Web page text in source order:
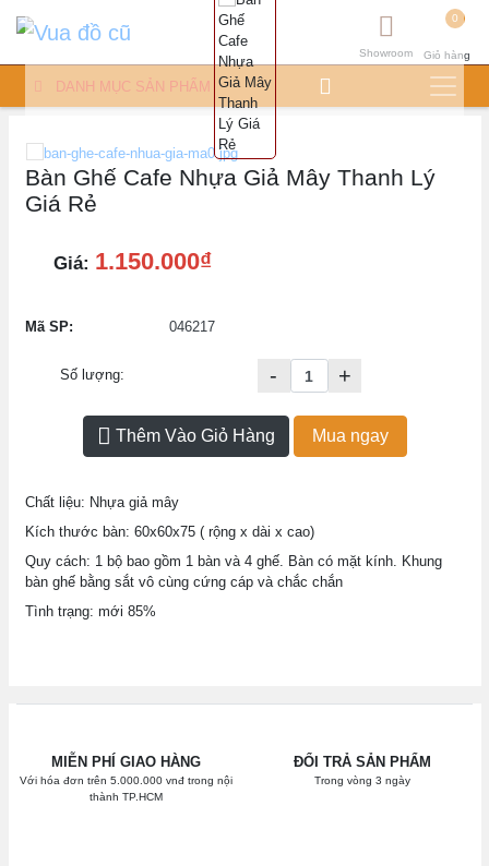
0
Giỏ hàng
Showroom
DANH MỤC SẢN PHẨM
Bàn Ghế Cafe Nhựa Giả Mây Thanh Lý
Giá Rẻ
Giá: 1.150.000₫
Mã SP: 046217
Số lượng: - +
Thêm Vào Giỏ Hàng Mua ngay
Chất liệu: Nhựa giả mây
Kích thước bàn: 60x60x75 ( rộng x dài x cao)
Quy cách: 1 bộ bao gồm 1 bàn và 4 ghế. Bàn có mặt kính. Khung
bàn ghế bằng sắt vô cùng cứng cáp và chắc chắn
Tình trạng: mới 85%
MIỄN PHÍ GIAO HÀNG
Với hóa đơn trên 5.000.000 vnđ trong nội
thành TP.HCM
ĐỔI TRẢ SẢN PHẨM
Trong vòng 3 ngày